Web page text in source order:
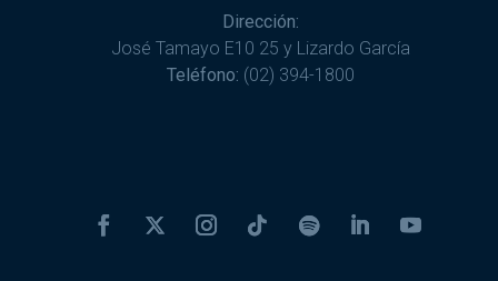
Dirección:
José Tamayo E10 25 y Lizardo García
Teléfono: (02) 394-1800